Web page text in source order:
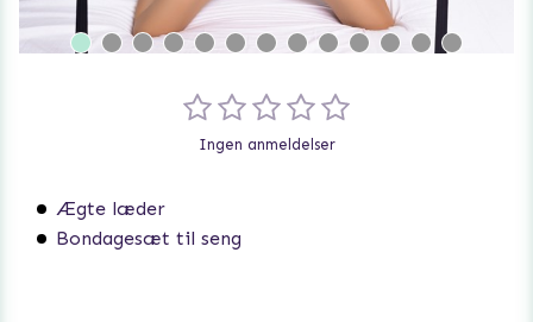
Ægte læder
Bondagesæt til seng
Ingen anmeldelser